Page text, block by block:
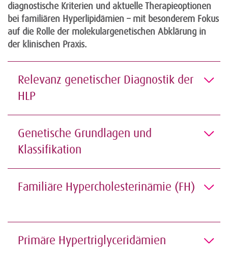
diagnostische Kriterien und aktuelle Therapieoptionen
bei familiären Hyperlipidämien – mit besonderem Fokus
auf die Rolle der molekulargenetischen Abklärung in
der klinischen Praxis.
Relevanz genetischer Diagnostik der
HLP
Genetische Grundlagen und
Klassifikation
Familiäre Hypercholesterinämie (FH)
Primäre Hypertriglyceridämien